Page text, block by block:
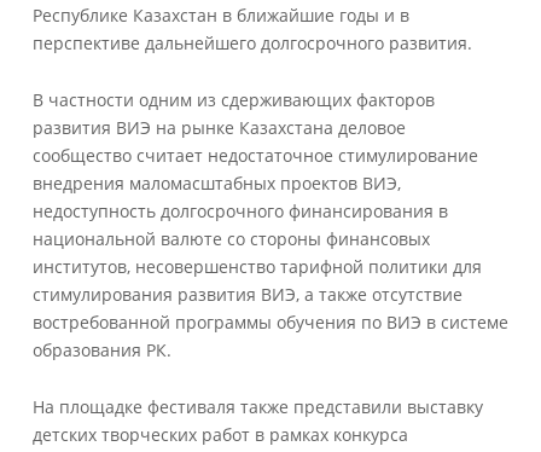
Республике Казахстан в ближайшие годы и в
перспективе дальнейшего долгосрочного развития.
В частности одним из сдерживающих факторов
развития ВИЭ на рынке Казахстана деловое
сообщество считает недостаточное стимулирование
внедрения маломасштабных проектов ВИЭ,
недоступность долгосрочного финансирования в
национальной валюте со стороны финансовых
институтов, несовершенство тарифной политики для
стимулирования развития ВИЭ, а также отсутствие
востребованной программы обучения по ВИЭ в системе
образования РК.
На площадке фестиваля также представили выставку
детских творческих работ в рамках конкурса